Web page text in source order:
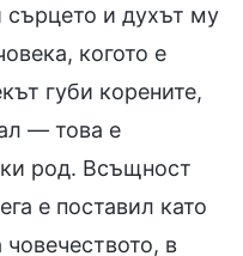
сърцето и духът му
когото е
губи корените,
— това е
род. Всъщност
е поставил като
човечеството, в